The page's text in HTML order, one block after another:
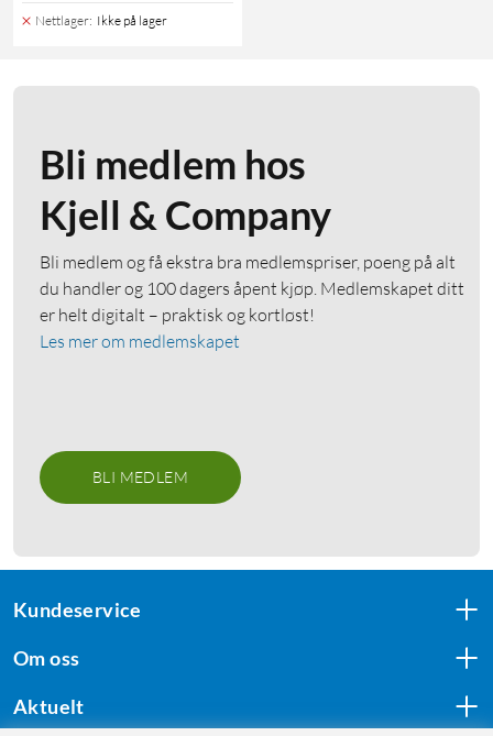
Nettlager: Ikke på lager
Bli medlem hos
Kjell & Company
Bli medlem og få ekstra bra medlemspriser, poeng på alt
du handler og 100 dagers åpent kjøp. Medlemskapet ditt
er helt digitalt – praktisk og kortløst!
Les mer om medlemskapet
BLI MEDLEM
Kundeservice
Om oss
Aktuelt